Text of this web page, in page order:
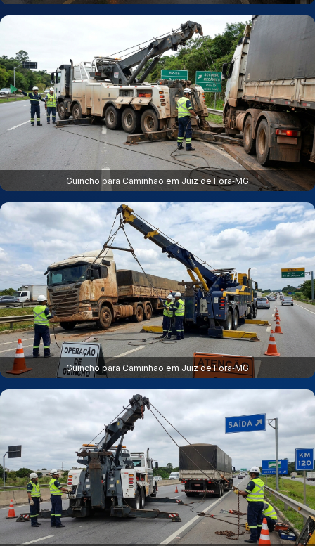
Guincho para Caminhão em Juiz de Fora‑MG
Guincho para Caminhão em Juiz de Fora‑MG